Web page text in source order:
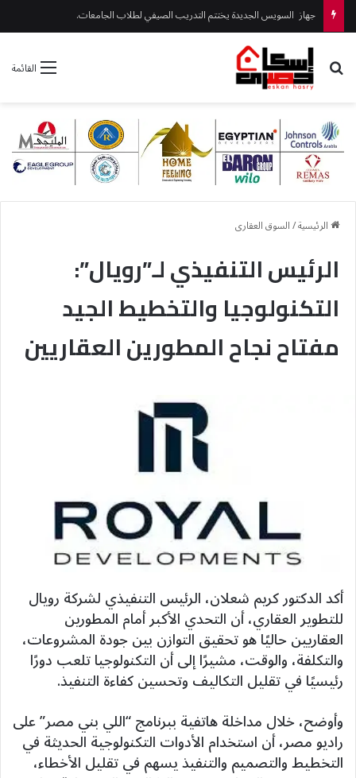
جهاز السويس الجديدة يختتم التدريب الصيفي لطلاب الجامعات.
القائمة بحث عن
الرئيسية/السوق العقارى
الرئيس التنفيذي لـ”رويال”:
التكنولوجيا والتخطيط الجيد
مفتاح نجاح المطورين العقاريين
أكد الدكتور كريم شعلان، الرئيس التنفيذي لشركة رويال
للتطوير العقاري، أن التحدي الأكبر أمام المطورين
العقاريين حاليًا هو تحقيق التوازن بين جودة المشروعات،
والتكلفة، والوقت، مشيرًا إلى أن التكنولوجيا تلعب دورًا
رئيسيًا في تقليل التكاليف وتحسين كفاءة التنفيذ.
وأوضح، خلال مداخلة هاتفية ببرنامج “اللي بني مصر” على
راديو مصر، أن استخدام الأدوات التكنولوجية الحديثة في
التخطيط والتصميم والتنفيذ يسهم في تقليل الأخطاء،